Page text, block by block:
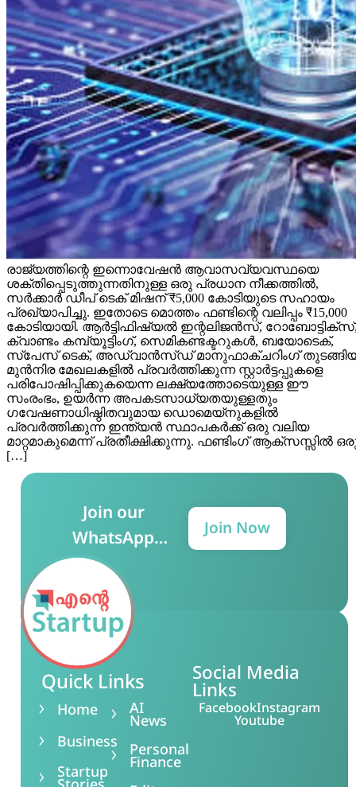
രാജ്യത്തിന്റെ ഇന്നൊവേഷൻ ആവാസവ്യവസ്ഥയെ
ശക്തിപ്പെടുത്തുന്നതിനുള്ള ഒരു പ്രധാന നീക്കത്തിൽ,
സർക്കാർ ഡീപ് ടെക് മിഷന് ₹5,000 കോടിയുടെ സഹായം
പ്രഖ്യാപിച്ചു. ഇതോടെ മൊത്തം ഫണ്ടിന്റെ വലിപ്പം ₹15,000
കോടിയായി. ആർട്ടിഫിഷ്യൽ ഇന്റലിജൻസ്,
ക്വാണ്ടം കമ്പ്യൂട്ടിംഗ്, സെമികണ്ടക്ടറുകൾ, ബയോടെക്,
സ്പേസ് ടെക്, അഡ്വാൻസ്ഡ് മാനുഫാക്ചറിംഗ്
മുൻനിര മേഖലകളിൽ പ്രവർത്തിക്കുന്ന സ്റ്റാർട്ടപ്പുകളെ
പരിപോഷിപ്പിക്കുകയെന്ന ലക്ഷ്യത്തോടെയുള്ള ഈ
സംരംഭം, ഉയർന്ന അപകടസാധ്യതയുള്ളതും
ഗവേഷണാധിഷ്ഠിതവുമായ ഡൊമെയ്‌നുകളിൽ
പ്രവർത്തിക്കുന്ന ഇന്ത്യൻ സ്ഥാപകർക്ക് ഒരു വലിയ
മാറ്റമാകുമെന്ന് പ്രതീക്ഷിക്കുന്നു. ഫണ്ടിംഗ് ആക്‌സസ്സിൽ
[…]
Join our
WhatsApp
Group for more
updates!
Join Now
Quick Links
Home
Business
Startup
AI
News
Personal
Finance
Social Media
Links
FacebookInstagram
Youtube